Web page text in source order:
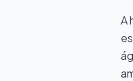
Manchas
problema é
A